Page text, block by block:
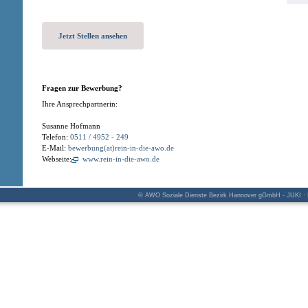
Jetzt Stellen ansehen
Fragen zur Bewerbung?
Ihre Ansprechpartnerin:
Susanne Hofmann
Telefon: 0511 / 4952 - 249
E-Mail: bewerbung(at)rein-in-die-awo.de
Webseite:
www.rein-in-die-awo.de
© AWO Soziale Dienste Bezirk Hannover gGmbH - JUKI ·